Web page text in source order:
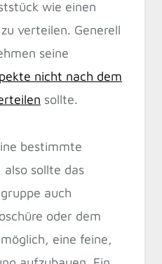
wie einen
verteilen. Generell
seine
nicht nach dem
sollte.
bestimmte
sollte das
auch
oder dem
eine feine,